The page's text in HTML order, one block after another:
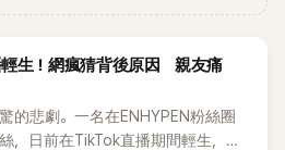
生！網瘋猜背後原因 親友痛
的悲劇。一名在ENHYPEN粉絲圈
，日前在TikTok直播期間輕生，最